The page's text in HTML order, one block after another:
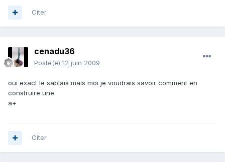
Citer
cenadu36
Posté(e) 12 juin 2009
oui exact le sablais mais moi je voudrais savoir comment en
construire une
a+
Citer